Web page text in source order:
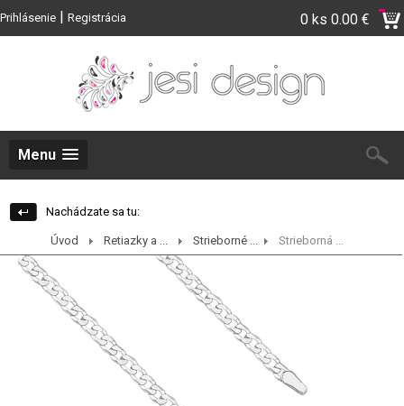
Prihlásenie | Registrácia 0 ks 0.00 €
Menu
Nachádzate sa tu:
Úvod Retiazky a ... Strieborné ... Strieborná ...